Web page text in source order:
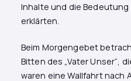
Inhalte und die
erklärten.
Beim Morgengebet
Bitten des „Vater Unser“,
waren eine Wallfahrt nach